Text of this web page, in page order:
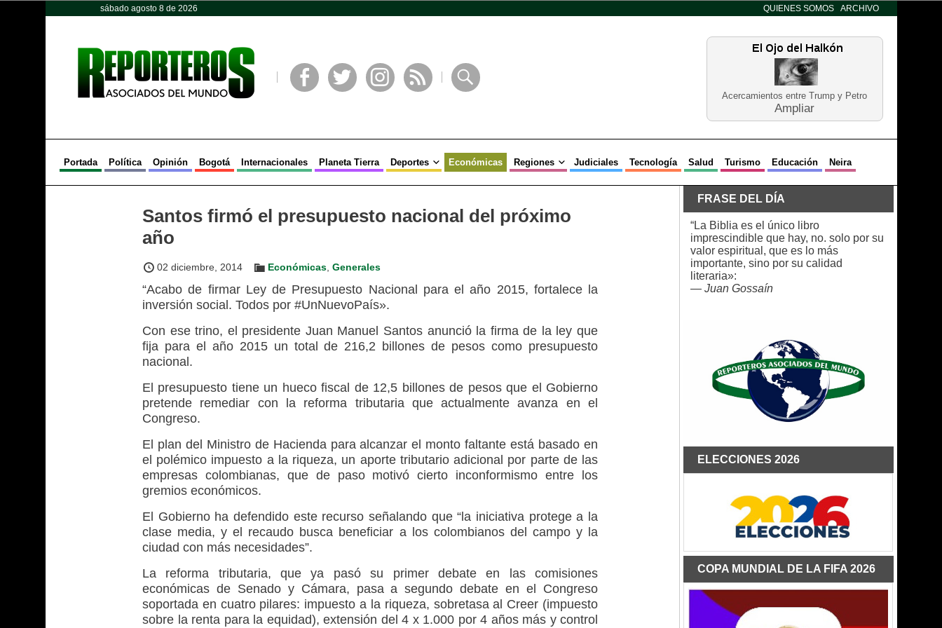
sábado agosto 8 de 2026 QUIENES SOMOS ARCHIVO
Acercamientos entre Trump y Petro
Ampliar
Portada Política Opinión Bogotá Internacionales Planeta Tierra Deportes Económicas Regiones Judiciales Tecnología Salud Turismo Educación Neira
Santos firmó el presupuesto nacional del próximo
año
02 diciembre, 2014 Económicas Generales
“Acabo de firmar Ley de Presupuesto Nacional para el año 2015, fortalece la
inversión social. Todos por #UnNuevoPaís».
Con ese trino, el presidente Juan Manuel Santos anunció la firma de la ley que
fija para el año 2015 un total de 216,2 billones de pesos como presupuesto
nacional.
El presupuesto tiene un hueco fiscal de 12,5 billones de pesos que el Gobierno
pretende remediar con la reforma tributaria que actualmente avanza en el
Congreso.
El plan del Ministro de Hacienda para alcanzar el monto faltante está basado en
el polémico impuesto a la riqueza, un aporte tributario adicional por parte de las
empresas colombianas, que de paso motivó cierto inconformismo entre los
gremios económicos.
El Gobierno ha defendido este recurso señalando que “la iniciativa protege a la
clase media, y el recaudo busca beneficiar a los colombianos del campo y la
ciudad con más necesidades”.
La reforma tributaria, que ya pasó su primer debate en las comisiones
económicas de Senado y Cámara, pasa a segundo debate en el Congreso
soportada en cuatro pilares: impuesto a la riqueza, sobretasa al Creer (impuesto
sobre la renta para la equidad), extensión del 4 x 1.000 por 4 años más y control
FRASE DEL DÍA
“La Biblia es el único libro
imprescindible que hay, no. solo por su
valor espiritual, que es lo más
importante, sino por su calidad
literaria»:
— Juan Gossaín
ELECCIONES 2026
COPA MUNDIAL DE LA FIFA 2026
Opinión Política